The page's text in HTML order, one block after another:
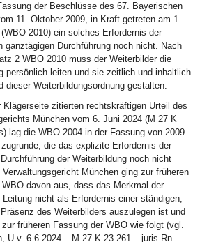
der Beschlüsse des 67. Bayerischen
11. Oktober 2009, in Kraft getreten am 1.
2010) ein solches Erfordernis der
ganztägigen Durchführung noch nicht. Nach
2 WBO 2010 muss der Weiterbilder die
persönlich leiten und sie zeitlich und inhaltlich
dieser Weiterbildungsordnung gestalten.
Klägerseite zitierten rechtskräftigen Urteil des
München vom 6. Juni 2024 (M 27 K
lag die WBO 2004 in der Fassung von 2009
die das explizite Erfordernis der
der Weiterbildung noch nicht
München ging zur früheren
WBO davon aus, dass das Merkmal der
Leitung nicht als Erfordernis einer ständigen,
des Weiterbilders auszulegen ist und
früheren Fassung der WBO wie folgt (vgl.
U.v. 6.6.2024 – M 27 K 23.261 – juris Rn.